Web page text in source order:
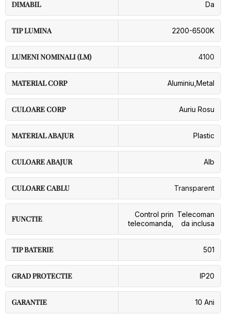
DIMABIL Da
TIP LUMINA 2200-6500K
LUMENI NOMINALI (LM) 4100
MATERIAL CORP Aluminiu Metal
CULOARE CORP Auriu Rosu
MATERIAL ABAJUR Plastic
CULOARE ABAJUR Alb
CULOARE CABLU Transparent
FUNCTIE
Control prin
telecomanda
Telecoman
da inclusa
TIP BATERIE 501
GRAD PROTECTIE IP20
GARANTIE 10 Ani